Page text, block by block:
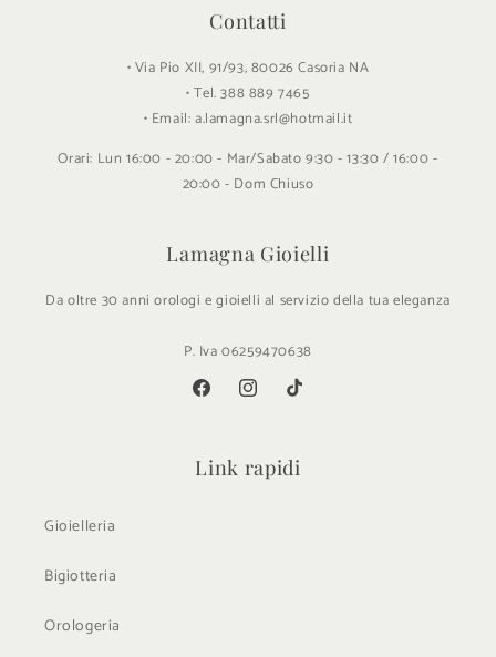
Contatti
• Via Pio XII, 91/93, 80026 Casoria NA
• Tel. 388 889 7465
• Email: a.lamagna.srl@hotmail.it
Orari: Lun 16:00 - 20:00 - Mar/Sabato 9:30 - 13:30 / 16:00 -
20:00 - Dom Chiuso
Lamagna Gioielli
Da oltre 30 anni orologi e gioielli al servizio della tua eleganza
P. Iva 06259470638
FacebookInstagramTikTok
Link rapidi
Gioielleria
Bigiotteria
Orologeria